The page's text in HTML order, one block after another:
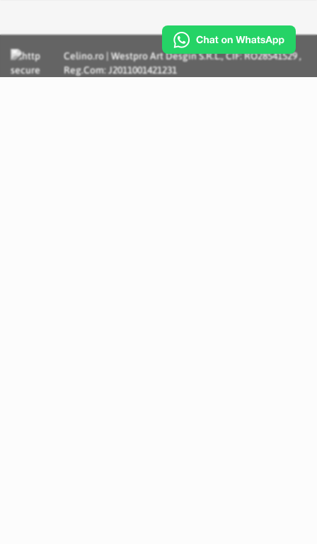
Celino.ro | Westpro Art Desgin S.R.L., CIF: RO28541529 ,
Reg.Com: J2011001421231